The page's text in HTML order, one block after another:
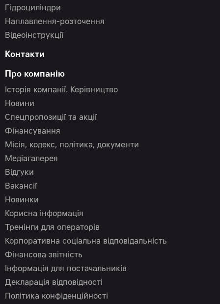
Гідроциліндри
Наплавлення-розточення
Відеоінструкції
Контакти
Про компанію
Історія компанії. Керівництво
Новини
Спецпропозиції та акції
Фінансування
Місія, кодекс, політика, документи
Медіагалерея
Відгуки
Вакансії
Новинки
Корисна інформація
Тренінги для операторів
Корпоративна соціальна відповідальність
Фінансова звітність
Інформація для постачальників
Декларація відповідності
Політика конфіденційності